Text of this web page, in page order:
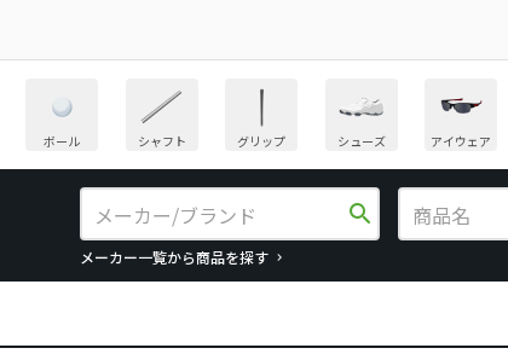
ボール シャフト グリップ シューズ アイウェア
search
メーカー一覧から商品を探す